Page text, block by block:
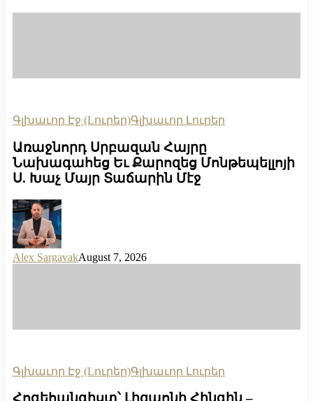
Գլխաւոր Էջ (Lուրեր)Գլխաւոր Լուրեր
Առաջնորդ Սրբազան Հայրը
Նախագահեց Եւ Քարոզեց Մոնթեպելլոյի
Ս. Խաչ Մայր Տաճարին Մէջ
Alex SargavakAugust 7, 2026
Գլխաւոր Էջ (Lուրեր)Գլխաւոր Լուրեր